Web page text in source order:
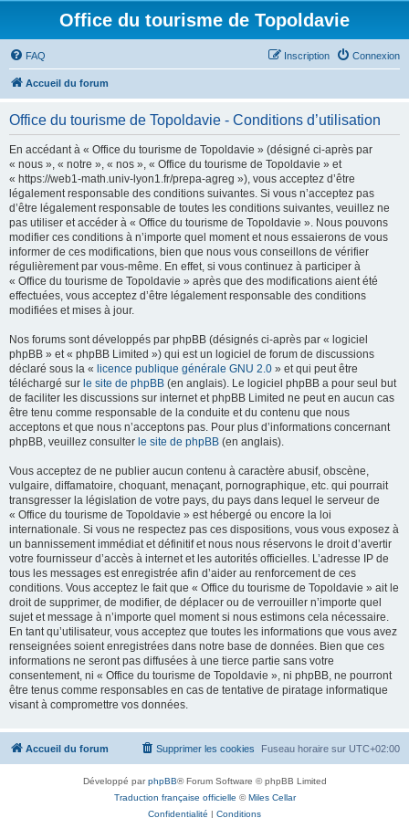
Office du tourisme de Topoldavie
FAQ Connexion
Inscription
Accueil du forum
Office du tourisme de Topoldavie - Conditions d’utilisation
En accédant à « Office du tourisme de Topoldavie » (désigné ci-après par
« nous », « notre », « nos », « Office du tourisme de Topoldavie » et
« https://web1-math.univ-lyon1.fr/prepa-agreg »), vous acceptez d’être
légalement responsable des conditions suivantes. Si vous n’acceptez pas
d’être légalement responsable de toutes les conditions suivantes, veuillez ne
pas utiliser et accéder à « Office du tourisme de Topoldavie ». Nous pouvons
modifier ces conditions à n’importe quel moment et nous essaierons de vous
informer de ces modifications, bien que nous vous conseillons de vérifier
régulièrement par vous-même. En effet, si vous continuez à participer à
« Office du tourisme de Topoldavie » après que des modifications aient été
effectuées, vous acceptez d’être légalement responsable des conditions
modifiées et mises à jour.
Nos forums sont développés par phpBB (désignés ci-après par « logiciel
phpBB » et « phpBB Limited ») qui est un logiciel de forum de discussions
déclaré sous la « licence publique générale GNU 2.0 » et qui peut être
téléchargé sur le site de phpBB (en anglais). Le logiciel phpBB a pour seul but
de faciliter les discussions sur internet et phpBB Limited ne peut en aucun cas
être tenu comme responsable de la conduite et du contenu que nous
acceptons et que nous n’acceptons pas. Pour plus d’informations concernant
phpBB, veuillez consulter le site de phpBB (en anglais).
Vous acceptez de ne publier aucun contenu à caractère abusif, obscène,
vulgaire, diffamatoire, choquant, menaçant, pornographique, etc. qui pourrait
transgresser la législation de votre pays, du pays dans lequel le serveur de
« Office du tourisme de Topoldavie » est hébergé ou encore la loi
internationale. Si vous ne respectez pas ces dispositions, vous vous exposez à
un bannissement immédiat et définitif et nous nous réservons le droit d’avertir
votre fournisseur d’accès à internet et les autorités officielles. L’adresse IP de
tous les messages est enregistrée afin d’aider au renforcement de ces
conditions. Vous acceptez le fait que « Office du tourisme de Topoldavie » ait le
droit de supprimer, de modifier, de déplacer ou de verrouiller n’importe quel
sujet et message à n’importe quel moment si nous estimons cela nécessaire.
En tant qu’utilisateur, vous acceptez que toutes les informations que vous avez
renseignées soient enregistrées dans notre base de données. Bien que ces
informations ne seront pas diffusées à une tierce partie sans votre
consentement, ni « Office du tourisme de Topoldavie », ni phpBB, ne pourront
être tenus comme responsables en cas de tentative de piratage informatique
visant à compromettre vos données.
Accueil du forum Fuseau horaire sur UTC+02:00
Supprimer les cookies
Développé parphpBB® Forum Software © phpBB Limited
Traduction française officielle ©Miles Cellar
Confidentialité | Conditions